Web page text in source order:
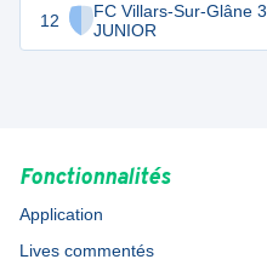
12
FC Villars-Sur-Glâne 3
JUNIOR
2 9
Fonctionnalités
Application
Lives commentés